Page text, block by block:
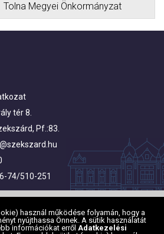
használ működése folyamán, hogy a
nyújthassa Önnek. A sütik használatát
információkat erről Adatkezelési
Tolna Megyei Önkormányzat
tér 8.
Pf.:83.
74/510-251